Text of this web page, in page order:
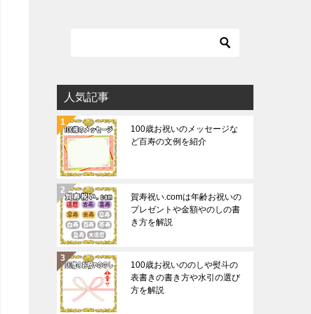
人気記事
100歳お祝いのメッセージな
ど百寿の文例を紹介
賀寿祝い.comは年齢お祝いの
プレゼントや金額やのしの書
き方を解説
100歳お祝いののしや熨斗の
表書きの書き方や水引の選び
方を解説